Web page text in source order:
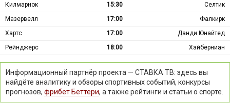
Килмарнок 15:30
Селтик
Мазервелл
17:00
Фалкирк
Хартс
17:00
Данди Юнайтед
Рейнджерс
18:00 Хайберниан
Информационный партнёр проекта — СТАВКА ТВ: здесь вы
найдёте аналитику и обзоры спортивных событий, конкурсы
прогнозов, фрибет Беттери, а также рейтинги и статьи о спорте.